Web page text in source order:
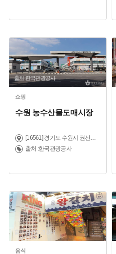
출처:한국관광공사
쇼핑
수원 농수산물도매시장
[16561] 경기도 수원시 권선구 세권로 243 (권선동)
출처 :한국관광공사
출처:한국관광공사
음식